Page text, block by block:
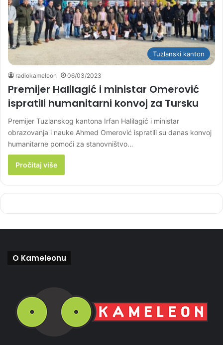
Tuzlanski kanton
radiokameleon 06/03/2023
Premijer Halilagić i ministar Omerović
ispratili humanitarni konvoj za Tursku
Premijer Tuzlanskog kantona Irfan Halilagić i ministar
obrazovanja i nauke Ahmed Omerović ispratili su danas konvoj
humanitarne pomoći za stanovništvo…
Pročitaj više
O Kameleonu